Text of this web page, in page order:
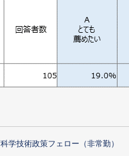
学技術政策フェロー（非常勤）